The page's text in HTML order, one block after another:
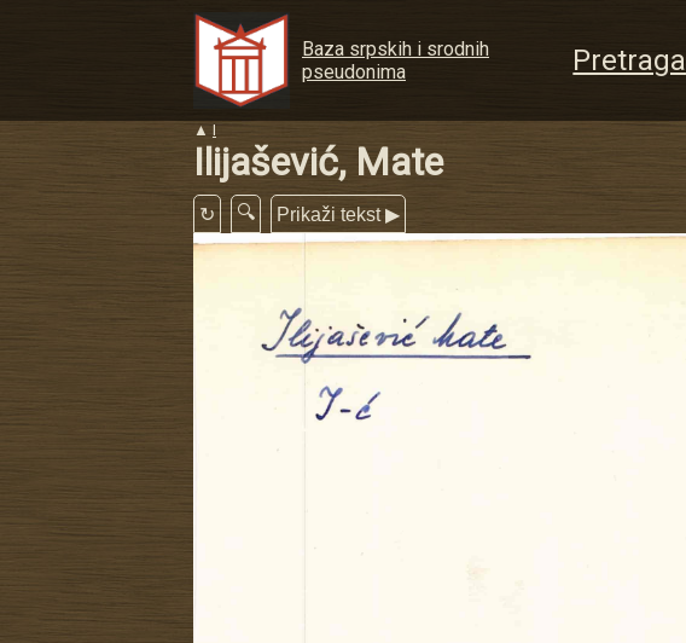
Baza srpskih i srodnih
pseudonima
Pretraga
▲ I
Ilijašević, Mate